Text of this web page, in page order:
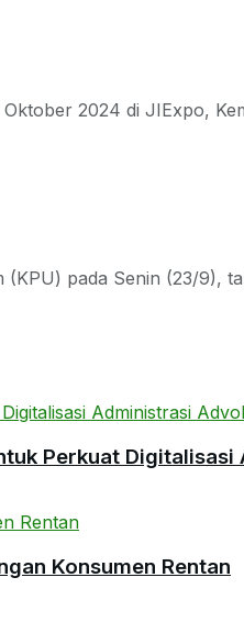
2024 di JIExpo,
pada Senin (23/9),
Perkuat
Konsumen Rentan